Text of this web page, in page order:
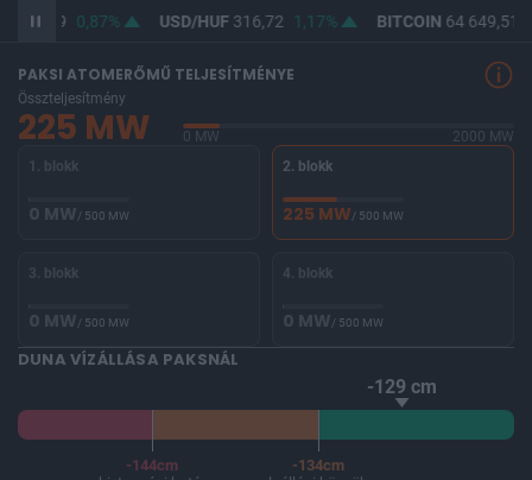
364,89 0,87% USD/HUF316,72 1,17% BITCOIN64 649,51
PAKSI ATOMERŐMŰ TELJESÍTMÉNYE
Összteljesítmény
225 MW 0 MW
2000 MW
1. blokk
0 MW/ 500 MW
2. blokk
225 MW/ 500 MW
3. blokk
0 MW/ 500 MW
4. blokk
0 MW/ 500 MW
DUNA VÍZÁLLÁSA PAKSNÁL
-129 cm
-144cm
-134cm